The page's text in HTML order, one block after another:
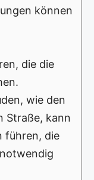
können
die die
wie den
Straße, kann
führen, die